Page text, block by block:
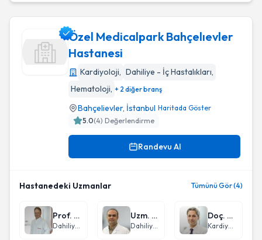
Özel Medicalpark Bahçelıevler
Hastanesi
Kardiyoloji, Dahiliye - İç Hastalıkları,
Hematoloji, + 2 diğer branş
Bahçelievler, İstanbul Haritada Göster
5.0(4) Değerlendirme
Randevu Al
Hastanedeki Uzmanlar Tümünü Gör (4)
Prof. Dr. Burhan Turgut
Dahiliye - İç Hastalıkları
Uzm. Dr. Mutlu Demiral
Dahiliye - İç Hastalıkları
Doç. Dr. Emrah Sevgili
Kardiyoloji